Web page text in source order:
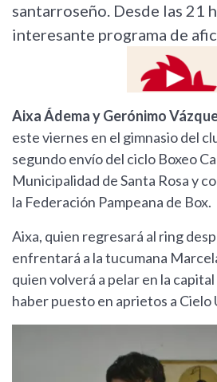
santarroseño. Desde las 21
interesante programa de
Aixa Ádema y Gerónimo
este viernes en el gimnasio del
segundo envío del ciclo Boxeo
Municipalidad de Santa Rosa y
la Federación Pampeana de Box.
Aixa, quien regresará al ring
enfrentará a la tucumana
quien volverá a pelar en la
haber puesto en aprietos a Cielo